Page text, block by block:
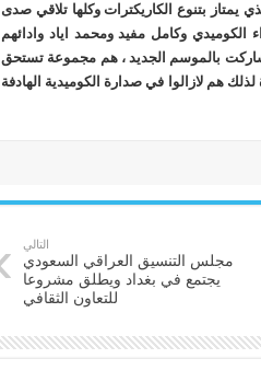
يمتاز بتنوع الكاريكترات وكلها تلاقي صدى
الكوميدي وكامل مفيد ومحمد اياد وادائهم
شاركت بالموسم الجديد ، هم مجموعة تستحق
لذلك هم لازالوا في صدارة الكوميدية الهادفة
التالي
مجلس التنسيق العراقي السعودي
يجتمع في بغداد ويطلق مشروعا
للتعاون الثقافي